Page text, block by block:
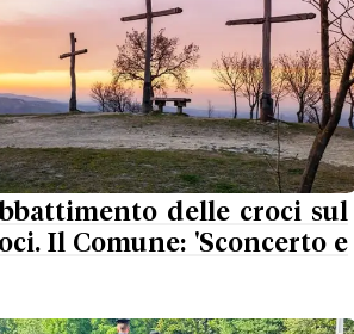
delle croci sul
Il Comune: 'Sconcerto e